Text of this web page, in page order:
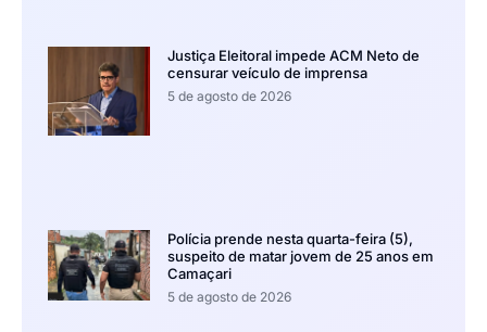
Justiça Eleitoral impede ACM Neto de
censurar veículo de imprensa
5 de agosto de 2026
Polícia prende nesta quarta-feira (5),
suspeito de matar jovem de 25 anos em
Camaçari
5 de agosto de 2026